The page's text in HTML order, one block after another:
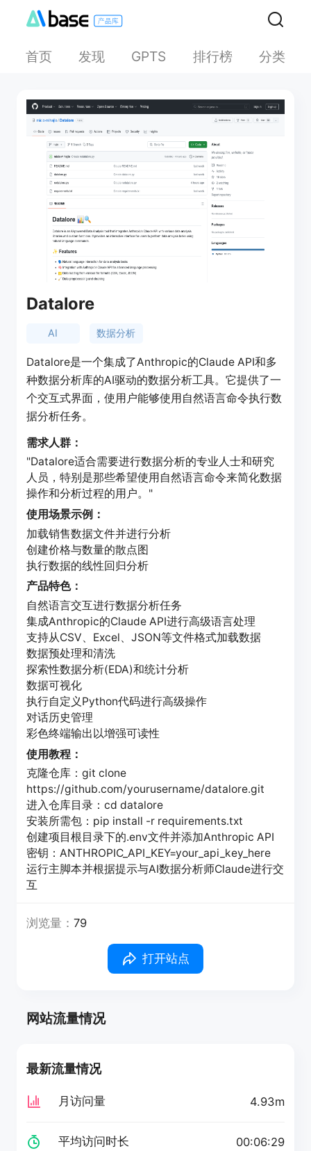
首页 发现 GPTS 排行榜 分类
Datalore
AI 数据分析
Datalore是一个集成了Anthropic的Claude API和多
种数据分析库的AI驱动的数据分析工具。它提供了一
个交互式界面，使用户能够使用自然语言命令执行数
据分析任务。
需求人群：
"Datalore适合需要进行数据分析的专业人士和研究
人员，特别是那些希望使用自然语言命令来简化数据
操作和分析过程的用户。"
使用场景示例：
加载销售数据文件并进行分析
创建价格与数量的散点图
执行数据的线性回归分析
产品特色：
自然语言交互进行数据分析任务
集成Anthropic的Claude API进行高级语言处理
支持从CSV、Excel、JSON等文件格式加载数据
数据预处理和清洗
探索性数据分析(EDA)和统计分析
数据可视化
执行自定义Python代码进行高级操作
对话历史管理
彩色终端输出以增强可读性
使用教程：
克隆仓库：git clone
https://github.com/yourusername/datalore.git
进入仓库目录：cd datalore
安装所需包：pip install -r requirements.txt
创建项目根目录下的.env文件并添加Anthropic API
密钥：ANTHROPIC_API_KEY=your_api_key_here
运行主脚本并根据提示与AI数据分析师Claude进行交
互
浏览量：79
打开站点
网站流量情况
最新流量情况
月访问量 4.93m
平均访问时长 00:06:29